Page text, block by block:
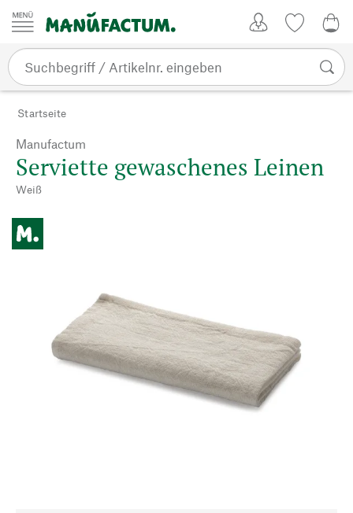
Zum Inhalt springen
Startseite
Manufactum
Serviette gewaschenes Leinen
Weiß